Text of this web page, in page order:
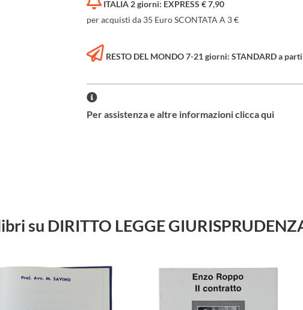
ITALIA 2 giorni: EXPRESS € 7,90
per acquisti da 35 Euro SCONTATA A 3 €
RESTO DEL MONDO 7-21 giorni: STANDARD a
Per assistenza e altre informazioni clicca qui
su DIRITTO LEGGE